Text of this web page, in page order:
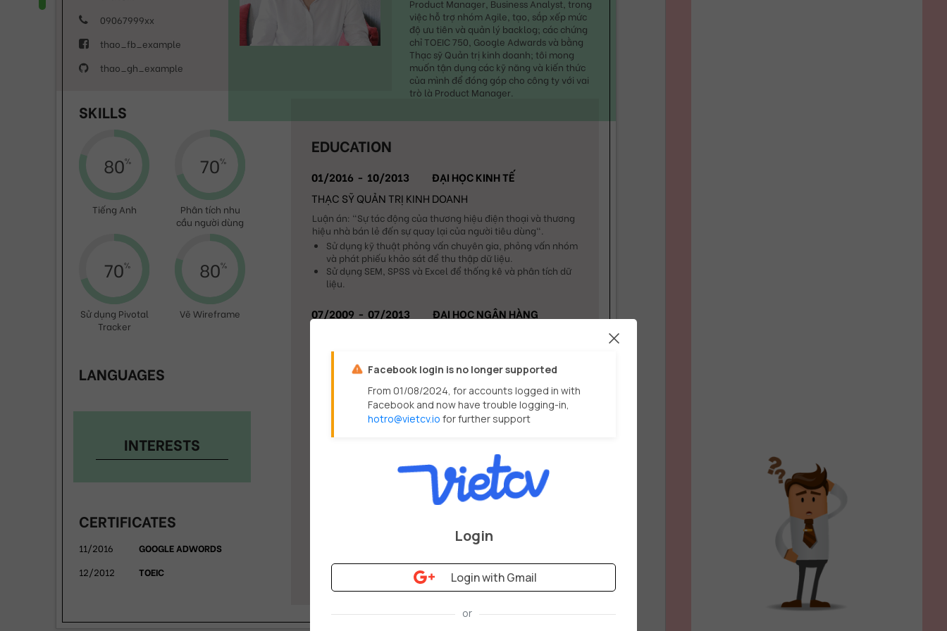
Facebook login is no longer supported
From 01/08/2024, for accounts logged in with
Facebook and now have trouble logging-in,
hotro@vietcv.io for further support
Login
Login with Gmail
09067999xx
thao_fb_example
thao_gh_example
Product Manager, Business Analyst, trong
việc hỗ trợ nhóm Agile, tạo, sắp xếp mức
độ ưu tiên và quản lý backlog; các chứng
chỉ TOEIC 750, Google Adwards và bằng
Thạc sỹ Quản trị kinh doanh; tôi mong
muốn tận dụng các kỹ năng và kiến thức
của mình để đóng góp cho công ty với vai
trò là Product Manager.
SKILLS
80
Tiếng Anh
70
Phân tích nhu
cầu người dùng
70
Sử dụng Pivotal
Tracker
80
Vẽ Wireframe
LANGUAGES
INTERESTS
CERTIFICATES
11/2016
GOOGLE ADWORDS
12/2012
TOEIC
EDUCATION
ĐẠI HỌC KINH TẾ
01/2016 - 10/2013
THẠC SỸ QUẢN TRỊ KINH DOANH
Luận án: "Sự tác động của thương hiệu điện thoại và thương
hiệu nhà bán lẻ đến sự quay lại của người tiêu dùng".
Sử dụng kỹ thuật phỏng vấn chuyên gia, phỏng vấn nhóm
và phát phiếu khảo sát để thu thập dữ liệu.
Sử dụng SEM, SPSS và Excel để thống kê và phân tích dữ
liệu.
ĐẠI HỌC NGÂN HÀNG
07/2009 - 07/2013
Đồ án: "Xây dựng trung tâm tư vấn và hỗ trợ COMEOUT dành
cho giới LGBT".
tượng tiềm năng.
Sử dụng các kiến thức về quản trị chiến lược, quản trị tài
chính, kế toán, quản trị rủi ro và lập kế hoạch đầu tư, với sự